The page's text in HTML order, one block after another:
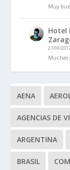
Muy
Hotel
27/09/
Muchas
AENA
AGENCIAS DE
ARGENTINA
BRASIL